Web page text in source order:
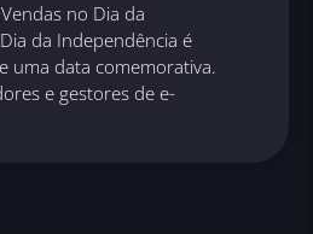
no Dia da
da Independência é
uma data comemorativa.
e gestores de e-